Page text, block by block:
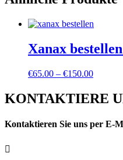
Xanax
€65.00 – €150.00
bis
€150.00
KONTAKTIERE
Kontaktieren Sie uns per E-
